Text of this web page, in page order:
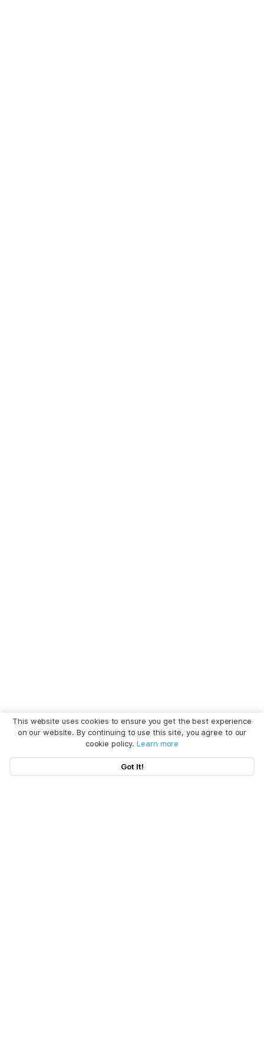
This website uses cookies to ensure you get the best experience
on our website. By continuing to use this site, you agree to our
cookie policy.Learn more
Got It!